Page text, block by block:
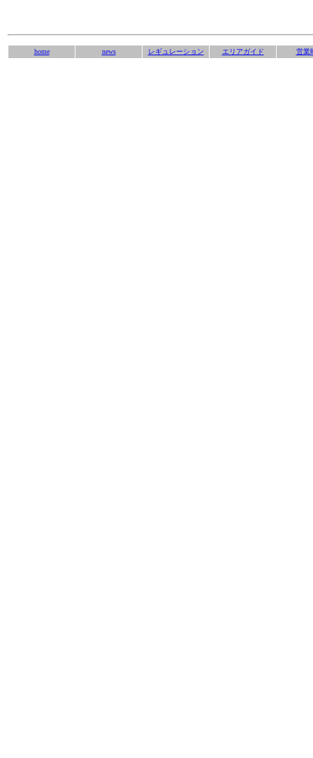
home news レギュレーション エリアガイド 営業